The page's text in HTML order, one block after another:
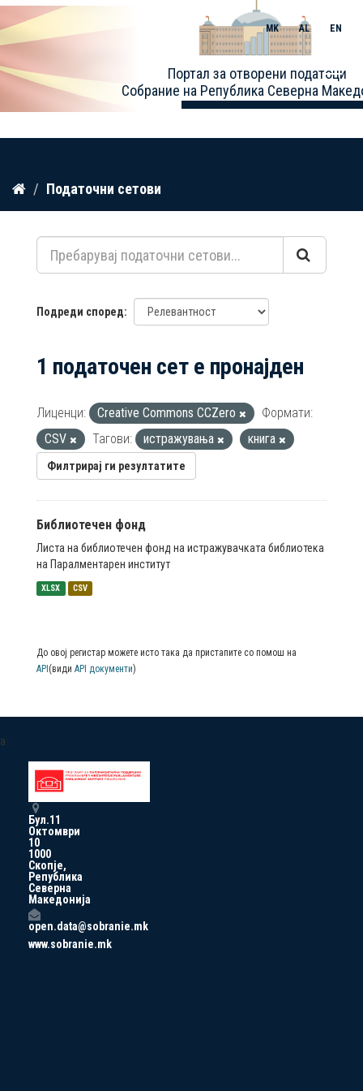
Прескокнете
содржина
Портал за отворени податоци
Собрание на Република Северна
MK AL EN
Toggle
Податочни сетови
Подреди според
1 податочен сет е пронајден
Лиценци: Creative Commons CCZero
Формати:
CSV
Тагови: истражувања книга
Филтрирај ги резултатите
Библиотечен фонд
Листа на библиотечен фонд на истражувачката библиотека
на Паралментарен институт
XLSX CSV
До овој регистар можете исто така да пристапите со помош на
API (види API документи)
a
Бул.11
Октомври
10
1000
Скопје,
Република
Северна
Македонија
open.data@sobranie.mk
www.sobranie.mk